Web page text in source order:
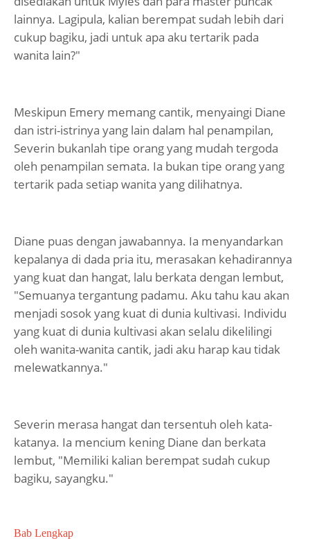
lainnya. Lagipula, kalian berempat sudah lebih dari
cukup bagiku, jadi untuk apa aku tertarik pada
wanita lain?"
Meskipun Emery memang cantik, menyaingi Diane
dan istri-istrinya yang lain dalam hal penampilan,
Severin bukanlah tipe orang yang mudah tergoda
oleh penampilan semata. Ia bukan tipe orang yang
tertarik pada setiap wanita yang dilihatnya.
Diane puas dengan jawabannya. Ia menyandarkan
kepalanya di dada pria itu, merasakan kehadirannya
yang kuat dan hangat, lalu berkata dengan lembut,
"Semuanya tergantung padamu. Aku tahu kau akan
menjadi sosok yang kuat di dunia kultivasi. Individu
yang kuat di dunia kultivasi akan selalu dikelilingi
oleh wanita-wanita cantik, jadi aku harap kau tidak
melewatkannya."
Severin merasa hangat dan tersentuh oleh kata-
katanya. Ia mencium kening Diane dan berkata
lembut, "Memiliki kalian berempat sudah cukup
bagiku, sayangku."
Bab Lengkap